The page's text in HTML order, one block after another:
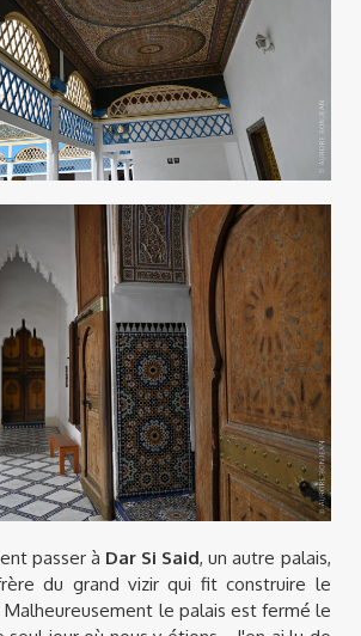
passer à Dar Si Said, un autre palais,
du grand vizir qui fit construire le
Malheureusement le palais est fermé le